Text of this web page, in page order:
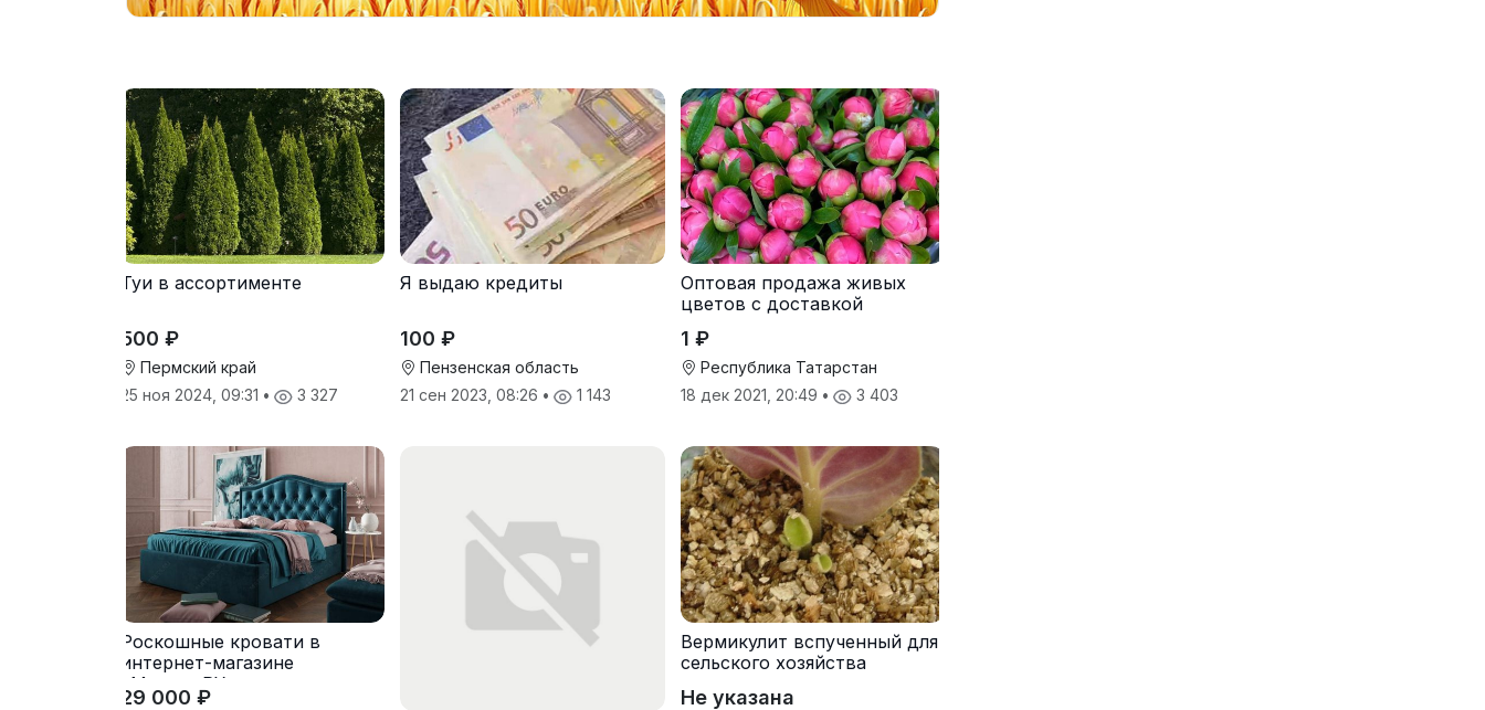
Туи в ассортименте
500 ₽
Пермский край
25 ноя 2024, 09:31 • 3 327
Я выдаю кредиты
100 ₽
Пензенская область
21 сен 2023, 08:26 • 1 143
Оптовая продажа живых
цветов с доставкой
1 ₽
Республика Татарстан
18 дек 2021, 20:49 • 3 403
Роскошные кровати в
интернет-магазине
«Matress.РУ»
29 000 ₽
Вермикулит вспученный для
сельского хозяйства
Не указана